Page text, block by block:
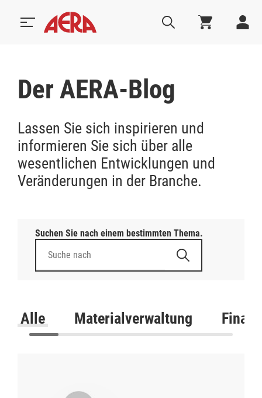
Der AERA-Blog
Lassen Sie sich inspirieren und
informieren Sie sich über alle
wesentlichen Entwicklungen und
Veränderungen in der Branche.
Suchen Sie nach einem bestimmten Thema.
Alle Materialverwaltung